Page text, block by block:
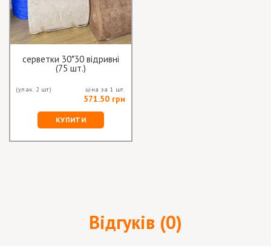
серветки 30*30 відривні
(75 шт.)
(упак. 2 шт) ціна за 1 шт.
571.50 грн
КУПИТИ
Відгуків (0)